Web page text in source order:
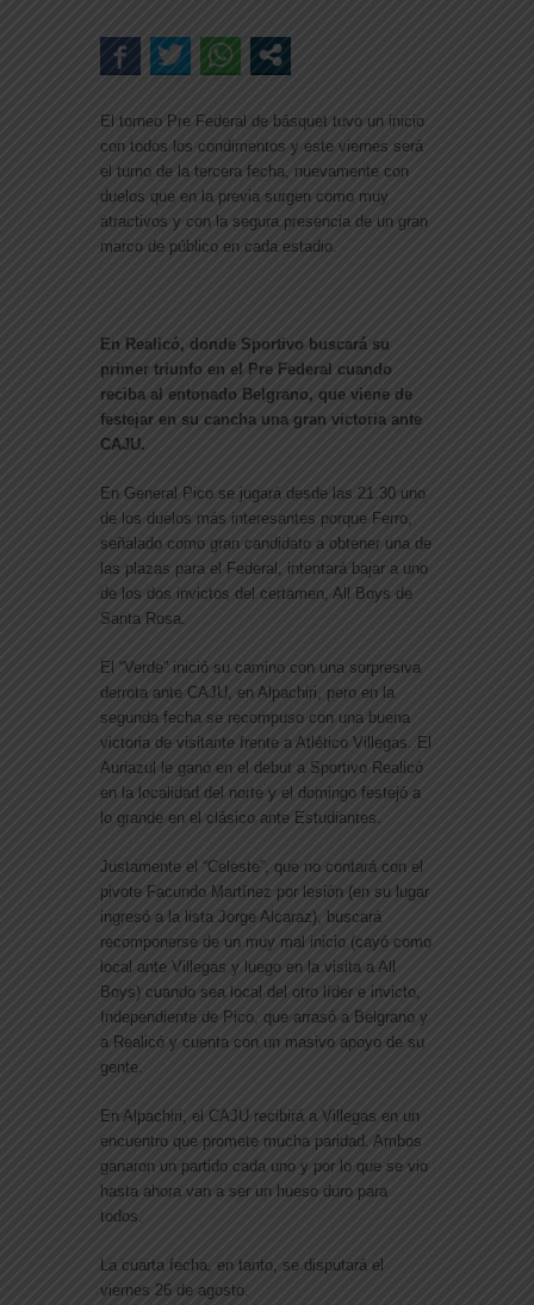
El torneo Pre Federal de básquet tuvo un inicio
con todos los condimentos y este viernes será
el turno de la tercera fecha, nuevamente con
duelos que en la previa surgen como muy
atractivos y con la segura presencia de un gran
marco de público en cada estadio.
En Realicó, donde Sportivo buscará su
primer triunfo en el Pre Federal cuando
reciba al entonado Belgrano, que viene de
festejar en su cancha una gran victoria ante
CAJU.
En General Pico se jugará desde las 21.30 uno
de los duelos más interesantes porque Ferro,
señalado como gran candidato a obtener una de
las plazas para el Federal, intentará bajar a uno
de los dos invictos del certamen, All Boys de
Santa Rosa.
El “Verde” inició su camino con una sorpresiva
derrota ante CAJU, en Alpachiri, pero en la
segunda fecha se recompuso con una buena
victoria de visitante frente a Atlético Villegas. El
Auriazul le ganó en el debut a Sportivo Realicó
en la localidad del norte y el domingo festejó a
lo grande en el clásico ante Estudiantes.
Justamente el “Celeste”, que no contará con el
pivote Facundo Martínez por lesión (en su lugar
ingresó a la lista Jorge Alcaraz), buscará
recomponerse de un muy mal inicio (cayó como
local ante Villegas y luego en la visita a All
Boys) cuando sea local del otro líder e invicto,
Independiente de Pico, que arrasó a Belgrano y
a Realicó y cuenta con un masivo apoyo de su
gente.
En Alpachiri, el CAJU recibirá a Villegas en un
encuentro que promete mucha paridad. Ambos
ganaron un partido cada uno y por lo que se vio
hasta ahora van a ser un hueso duro para
todos.
La cuarta fecha, en tanto, se disputará el
viernes 26 de agosto.